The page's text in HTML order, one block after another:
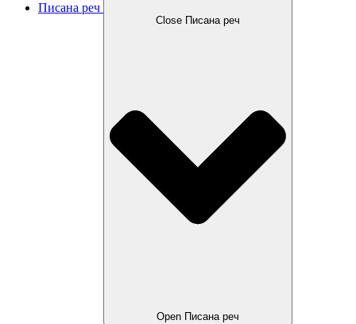
Писана реч
Close Писана реч
Open Писана реч